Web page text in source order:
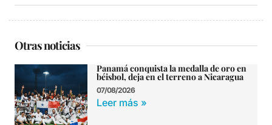
Otras noticias
Panamá conquista la medalla de oro en
béisbol, deja en el terreno a Nicaragua
07/08/2026
Leer más »